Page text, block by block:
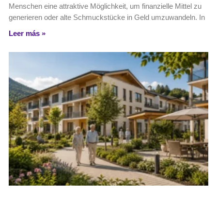
Menschen eine attraktive Möglichkeit, um finanzielle Mittel zu
generieren oder alte Schmuckstücke in Geld umzuwandeln. In
Leer más »